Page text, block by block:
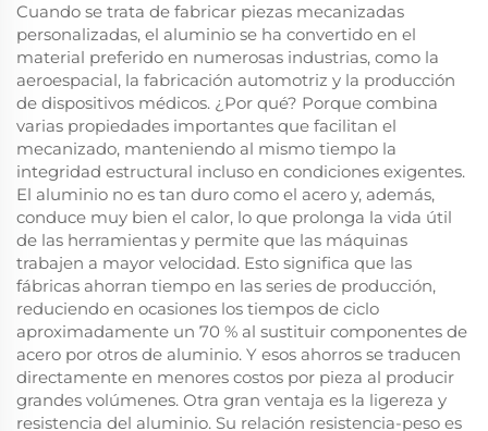
Cuando se trata de fabricar piezas mecanizadas
personalizadas, el aluminio se ha convertido en el
material preferido en numerosas industrias, como la
aeroespacial, la fabricación automotriz y la producción
de dispositivos médicos. ¿Por qué? Porque combina
varias propiedades importantes que facilitan el
mecanizado, manteniendo al mismo tiempo la
integridad estructural incluso en condiciones exigentes.
El aluminio no es tan duro como el acero y, además,
conduce muy bien el calor, lo que prolonga la vida útil
de las herramientas y permite que las máquinas
trabajen a mayor velocidad. Esto significa que las
fábricas ahorran tiempo en las series de producción,
reduciendo en ocasiones los tiempos de ciclo
aproximadamente un 70 % al sustituir componentes de
acero por otros de aluminio. Y esos ahorros se traducen
directamente en menores costos por pieza al producir
grandes volúmenes. Otra gran ventaja es la ligereza y
resistencia del aluminio. Su relación resistencia-peso es